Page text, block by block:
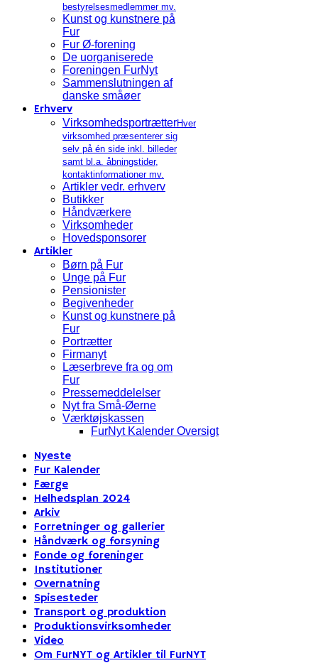
bestyrelsesmedlemmer mv.
Kunst og kunstnere på
Fur
Fur Ø-forening
De uorganiserede
Foreningen FurNyt
Sammenslutningen af
danske småøer
Erhverv
VirksomhedsportrætterHver
virksomhed præsenterer sig
selv på én side inkl. billeder
samt bl.a. åbningstider,
kontaktinformationer mv.
Artikler vedr. erhverv
Butikker
Håndværkere
Virksomheder
Hovedsponsorer
Artikler
Børn på Fur
Unge på Fur
Pensionister
Begivenheder
Kunst og kunstnere på
Fur
Portrætter
Firmanyt
Læserbreve fra og om
Fur
Pressemeddelelser
Nyt fra Små-Øerne
Værktøjskassen
FurNyt Kalender Oversigt
Nyeste
Fur Kalender
Færge
Helhedsplan 2024
Arkiv
Forretninger og gallerier
Håndværk og forsyning
Fonde og foreninger
Institutioner
Overnatning
Spisesteder
Transport og produktion
Produktionsvirksomheder
Video
Om FurNYT og Artikler til FurNYT